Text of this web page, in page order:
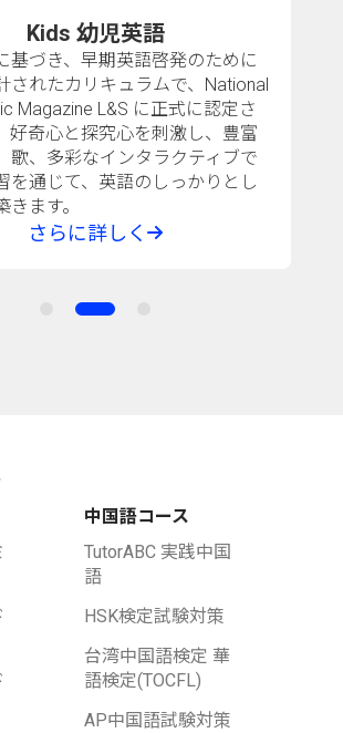
Kids 幼児英語
基づき、早期英語啓発のために
されたカリキュラムで、National
Magazine L&S に正式に認定さ
好奇心と探究心を刺激し、豊富
歌、多彩なインタラクティブで
を通じて、英語のしっかりとし
ます。
さらに詳しく
中国語コース
TutorABC 実践中国
語
HSK検定試験対策
台湾中国語検定 華
語検定(TOCFL)
AP中国語試験対策